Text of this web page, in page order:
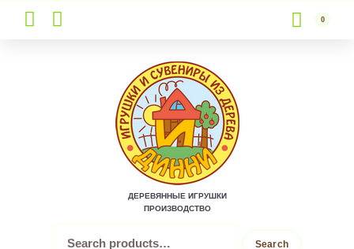
to
content
0
ДЕРЕВЯННЫЕ ИГРУШКИ
ПРОИЗВОДСТВО
Search